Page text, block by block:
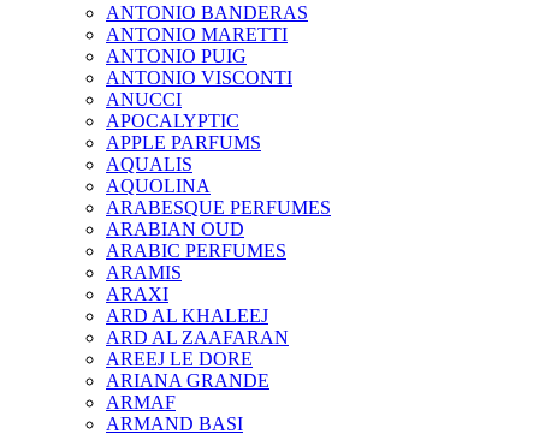
ANTONIO BANDERAS
ANTONIO MARETTI
ANTONIO PUIG
ANTONIO VISCONTI
ANUCCI
APOCALYPTIC
APPLE PARFUMS
AQUALIS
AQUOLINA
ARABESQUE PERFUMES
ARABIAN OUD
ARABIC PERFUMES
ARAMIS
ARAXI
ARD AL KHALEEJ
ARD AL ZAAFARAN
AREEJ LE DORE
ARIANA GRANDE
ARMAF
ARMAND BASI